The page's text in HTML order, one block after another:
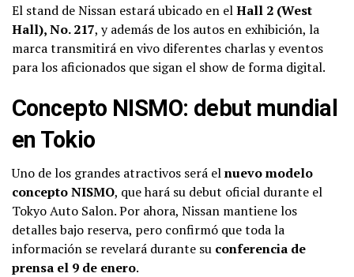
El stand de Nissan estará ubicado en elHall 2 (West
Hall), No. 217, y además de los autos en exhibición, la
marca transmitirá en vivo diferentes charlas y eventos
para los aficionados que sigan el show de forma digital.
Concepto NISMO: debut mundial
en Tokio
Uno de los grandes atractivos será elnuevo modelo
concepto NISMO, que hará su debut oficial durante el
Tokyo Auto Salon. Por ahora, Nissan mantiene los
detalles bajo reserva, pero confirmó que toda la
información se revelará durante su conferencia de
prensa el 9 de enero.